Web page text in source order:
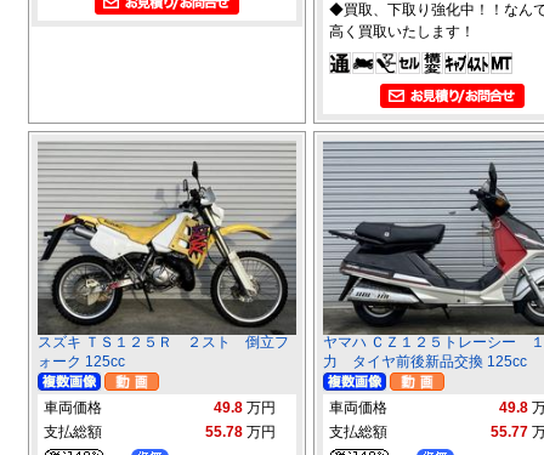
◆買取、下取り強化中！！なん
高く買取いたします！
スズキ ＴＳ１２５Ｒ ２スト 倒立フ
ォーク 125cc
車両価格 49.8 万円
支払総額
55.78 万円
ヤマハ ＣＺ１２５トレーシー
力 タイヤ前後新品交換 125cc
車両価格 49.8
支払総額
55.77